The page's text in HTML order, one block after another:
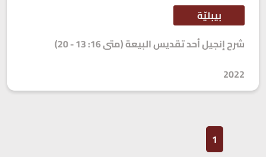
بيبليّة
شرح إنجيل أحد تقديس البيعة (متى 16: 13 - 20)
2022
1